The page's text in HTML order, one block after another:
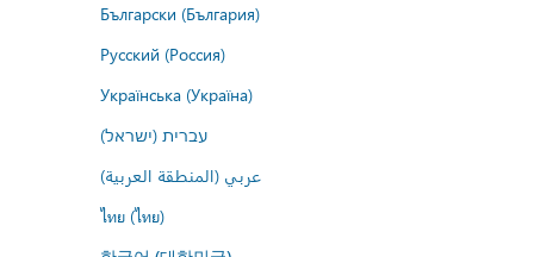
Български (България)
Русский (Россия)
Українська (Україна)
עברית (ישראל)
عربي (المنطقة العربية)
ไทย (ไทย)